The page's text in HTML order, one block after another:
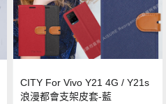
CITY For Vivo Y21 4G / Y21s
浪漫都會支架皮套-藍